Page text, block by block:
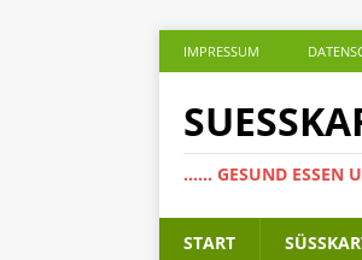
IMPRESSUM
...... GESUND ESSEN
START